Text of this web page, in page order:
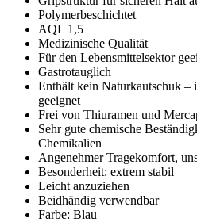
Polymerbeschichtet
AQL 1,5
Medizinische Qualität
Für den Lebensmittelsektor
Gastrotauglich
Enthält kein Naturkautschuk –
geeignet
Frei von Thiuramen und
Sehr gute chemische
Chemikalien
Angenehmer Tragekomfort,
Besonderheit: extrem stabil
Leicht anzuziehen
Beidhändig verwendbar
Farbe: Blau